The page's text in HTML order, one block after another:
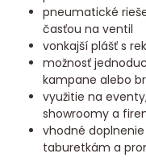
pneumatické
časťou na ventil
vonkajší plášť s
možnosť
kampane alebo
využitie na
showroomy a
vhodné
taburetkám a